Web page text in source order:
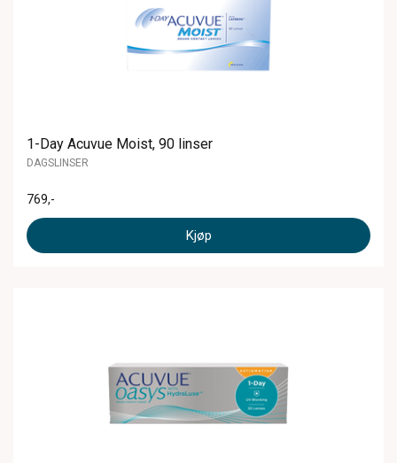
1-Day Acuvue Moist, 90 linser
DAGSLINSER
769,-
Kjøp